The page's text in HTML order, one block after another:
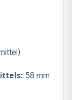
58 mm